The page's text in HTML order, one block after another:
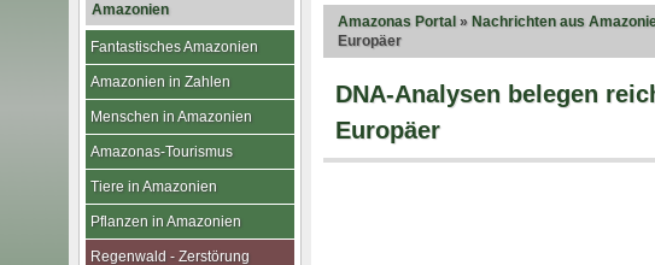
Amazonas Portal » Nachrichten aus
Europäer
DNA-Analysen belegen
Europäer
Amazonien
Fantastisches Amazonien
Amazonien in Zahlen
Menschen in Amazonien
Amazonas-Tourismus
Tiere in Amazonien
Pflanzen in Amazonien
Regenwald - Zerstörung